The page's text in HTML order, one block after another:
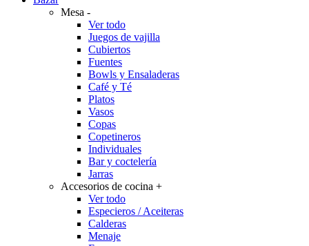
Mesa -
Ver todo
Juegos de vajilla
Cubiertos
Fuentes
Bowls y Ensaladeras
Café y Té
Platos
Vasos
Copas
Copetineros
Individuales
Bar y coctelería
Jarras
Accesorios de cocina +
Ver todo
Especieros / Aceiteras
Calderas
Menaje